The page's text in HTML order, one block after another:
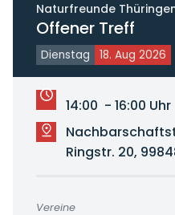
Naturfreunde
Offener Treff
Dienstag 18. Aug 2026
14:00 - 16:00 Uhr
Ringstr. 20,
Vereine